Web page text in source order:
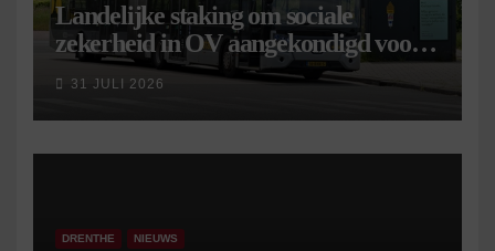
Landelijke staking om sociale
zekerheid in OV aangekondigd voor 9
september
31 JULI 2026
DRENTHE NIEUWS